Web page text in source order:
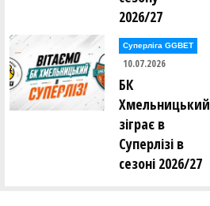
2026/27
Суперліга GGBET
10.07.2026
БК
Хмельницький
зіграє в
Суперлізі в
сезоні 2026/27